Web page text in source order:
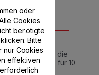
Knoblauch in die
geben. Stufe 7 für 10
oder
Cookies
benötigte
Bitte
nur Cookies
effektiven